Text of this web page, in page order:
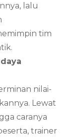
lalu
tim
nilai-
Lewat
caranya
trainer